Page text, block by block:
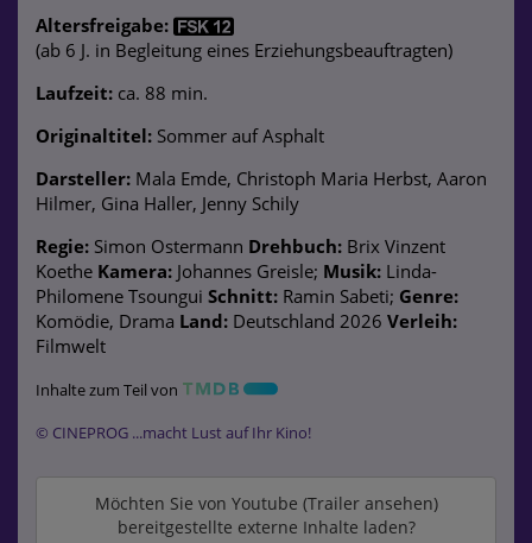
Altersfreigabe:
(ab 6 J. in Begleitung eines Erziehungsbeauftragten)
Laufzeit: ca. 88 min.
Originaltitel: Sommer auf Asphalt
Darsteller: Mala Emde, Christoph Maria Herbst, Aaron
Hilmer, Gina Haller, Jenny Schily
Regie: Simon Ostermann Drehbuch: Brix Vinzent
Koethe Kamera: Johannes Greisle; Musik: Linda-
Philomene Tsoungui Schnitt: Ramin Sabeti; Genre:
Komödie, Drama Land: Deutschland 2026 Verleih:
Filmwelt
Inhalte zum Teil von
© CINEPROG ...macht Lust auf Ihr Kino!
Möchten Sie von Youtube (Trailer ansehen)
bereitgestellte externe Inhalte laden?